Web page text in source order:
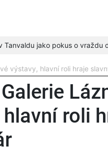
Tanvaldu jako pokus o vraždu
výstavy, hlavní roli hraje
roli